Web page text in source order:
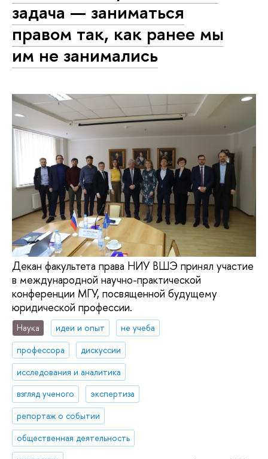
задача — заниматься
правом так, как ранее мы
им не занимались
Декан факультета права НИУ ВШЭ принял участие
в международной научно-практической
конференции МГУ, посвященной будущему
юридической профессии.
Наука идеи и опыт
не учеба
профессора
дискуссии
исследования и аналитика
взгляд ученого
экспертиза
репортаж о событии
общественная деятельность